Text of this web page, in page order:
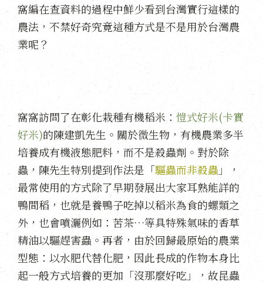
窩編在查資料的過程中鮮少看到台灣實行這樣的
農法，不禁好奇究竟這種方式是不是用於台灣農
業呢？
窩窩訪問了在彰化栽種有機稻米： 愷式好米(卡實
好米)的陳建凱先生。關於微生物，有機農業多半
培養成有機液態肥料，而不是殺蟲劑。對於除
蟲，陳先生特別提到作法是「驅蟲而非殺蟲 」，
最常使用的方式除了早期發展出大家耳熟能詳的
鴨間稻，也就是養鴨子吃掉以稻米為食的螺類之
外，也會噴灑例如：苦茶…等具特殊氣味的香草
精油以驅趕害蟲。再者，由於回歸最原始的農業
型態：以水肥代替化肥，因此長成的作物本身比
起一般方式培養的更加「沒那麼好吃」，故昆蟲